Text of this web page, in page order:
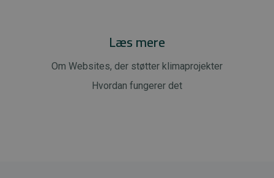
Læs mere
Om Websites, der støtter klimaprojekter
Hvordan fungerer det